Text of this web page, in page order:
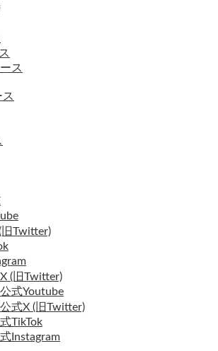
ス
旧Twitter)
(旧Twitter)
式Youtube
式X (旧Twitter)
TikTok
Instagram